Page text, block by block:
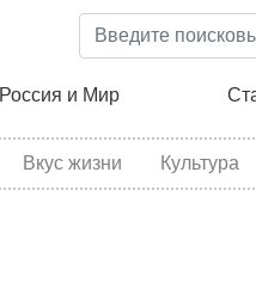
к
Россия и Мир
Вкус жизни Культура